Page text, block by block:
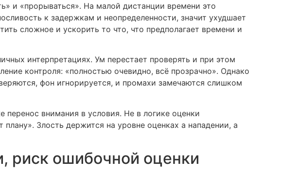
и «прорываться». На малой дистанции времени это
к задержкам и неопределенности, значит ухудшает
сложное и ускорить то что, что предполагает времени и
интерпретациях. Ум перестает проверять и при этом
контроля: «полностью очевидно, всё прозрачно». Однако
фон игнорируется, и промахи замечаются слишком
внимания в условия. Не в логике оценки
Злость держится на уровне оценках а нападении, а
риск ошибочной оценки